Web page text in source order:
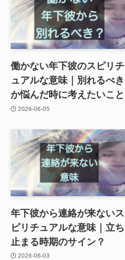
働かない年下彼のスピリチ
ュアルな意味｜別れるべき
か悩んだ時に考えたいこと
2026-06-05
年下彼から連絡が来ないス
ピリチュアルな意味｜立ち
止まる時期のサイン？
2026-06-03